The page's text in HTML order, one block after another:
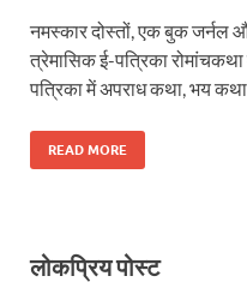
नमस्कार दोस्तों, एक बुक जर्नल
त्रेमासिक ई-पत्रिका
पत्रिका में अपराध कथा, भय कथा,
READ MORE
लोकप्रिय पोस्ट